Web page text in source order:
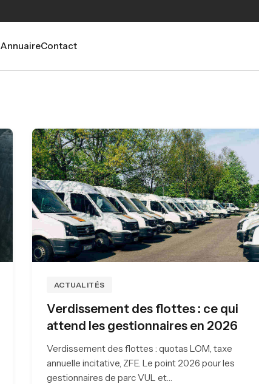
AnnuaireContact
ACTUALITÉS
Verdissement des flottes : ce qui
attend les gestionnaires en 2026
Verdissement des flottes : quotas LOM, taxe
annuelle incitative, ZFE. Le point 2026 pour les
gestionnaires de parc VUL et…